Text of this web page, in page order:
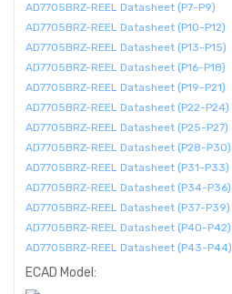
AD7705BRZ-REEL Datasheet (P7-P9)
AD7705BRZ-REEL Datasheet (P10-P12)
AD7705BRZ-REEL Datasheet (P13-P15)
AD7705BRZ-REEL Datasheet (P16-P18)
AD7705BRZ-REEL Datasheet (P19-P21)
AD7705BRZ-REEL Datasheet (P22-P24)
AD7705BRZ-REEL Datasheet (P25-P27)
AD7705BRZ-REEL Datasheet (P28-P30)
AD7705BRZ-REEL Datasheet (P31-P33)
AD7705BRZ-REEL Datasheet (P34-P36)
AD7705BRZ-REEL Datasheet (P37-P39)
AD7705BRZ-REEL Datasheet (P40-P42)
AD7705BRZ-REEL Datasheet (P43-P44)
ECAD Model: